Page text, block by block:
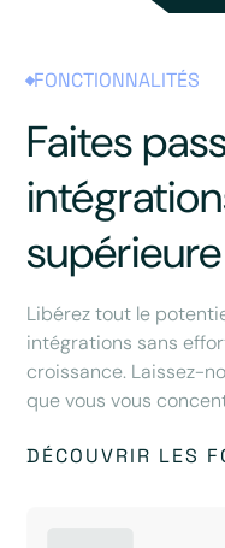
FONCTIONNALITÉS
Faites
supérieure
Libérez tout le
intégrations sans
croissance. Laissez-
que vous vous
DÉCOUVRIR LES